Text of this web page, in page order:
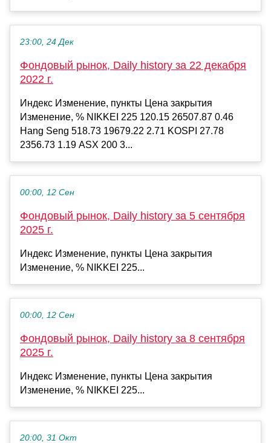
23:00, 24 Дек
Фондовый рынок, Daily history за 22 декабря
2022 г.
Индекс Изменение, пункты Цена закрытия
Изменение, % NIKKEI 225 120.15 26507.87 0.46
Hang Seng 518.73 19679.22 2.71 KOSPI 27.78
2356.73 1.19 ASX 200 3...
00:00, 12 Сен
Фондовый рынок, Daily history за 5 сентября
2025 г.
Индекс Изменение, пункты Цена закрытия
Изменение, % NIKKEI 225...
00:00, 12 Сен
Фондовый рынок, Daily history за 8 сентября
2025 г.
Индекс Изменение, пункты Цена закрытия
Изменение, % NIKKEI 225...
20:00, 31 Окт